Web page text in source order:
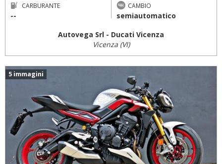
CARBURANTE
--
CAMBIO
semiautomatico
Autovega Srl - Ducati Vicenza
Vicenza (VI)
5 immagini